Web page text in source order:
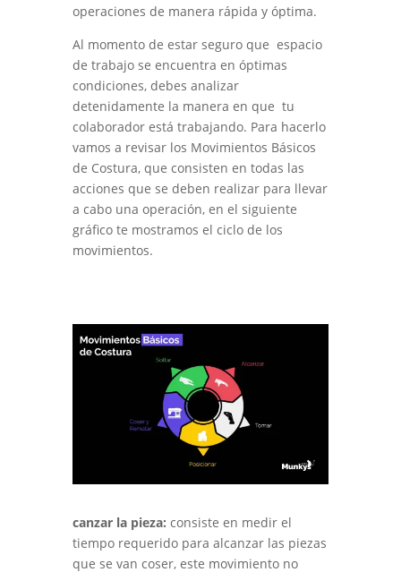
operaciones de manera rápida y óptima.
Al momento de estar seguro que espacio
de trabajo se encuentra en óptimas
condiciones, debes analizar
detenidamente la manera en que tu
colaborador está trabajando. Para hacerlo
vamos a revisar los Movimientos Básicos
de Costura, que consisten en todas las
acciones que se deben realizar para llevar
a cabo una operación, en el siguiente
gráfico te mostramos el ciclo de los
movimientos.
canzar la pieza: consiste en medir el
tiempo requerido para alcanzar las piezas
que se van coser, este movimiento no